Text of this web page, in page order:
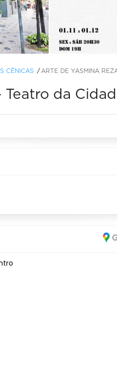
CÊNICAS ARTE DE YASMINA
Teatro da